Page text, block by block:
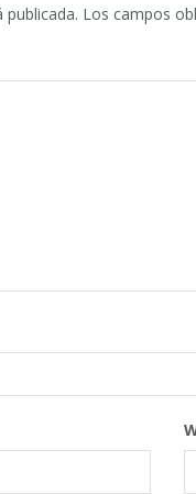
Los campos